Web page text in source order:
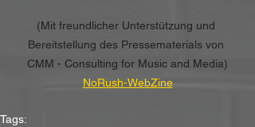
(Mit freundlicher Unterstützung und
Bereitstellung des Pressematerials von
CMM - Consulting for Music and Media)
NoRush-WebZine
Tags: